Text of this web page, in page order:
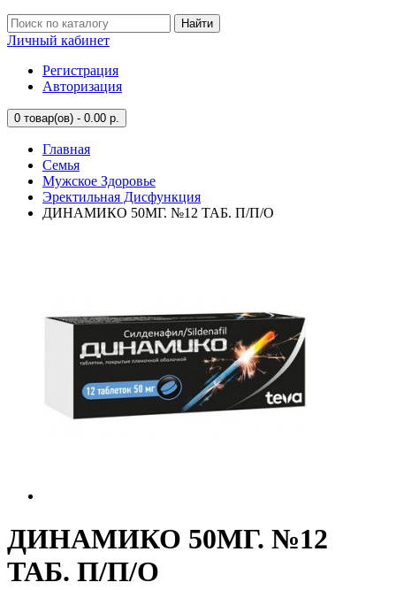
Найти
Личный кабинет
Регистрация
Авторизация
0 товар(ов) - 0.00 р.
Главная
Семья
Мужское Здоровье
Эректильная Дисфункция
ДИНАМИКО 50МГ. №12 ТАБ. П/П/О
ДИНАМИКО 50МГ. №12
ТАБ. П/П/О